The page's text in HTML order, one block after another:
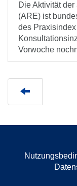
Die Aktivität
(ARE) ist
des
Vorwoche